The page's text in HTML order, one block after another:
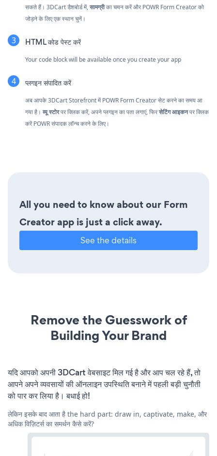
सकते हैं। 3DCart डैशबोर्ड में,सामग्रीका चयन करें और POWR Form Creator को
जोड़ने के लिए एक स्थान चुनें।
HTML कोड पेस्ट करें
Your code block will be available once you create your app
प्लगइन संपादित करें
अब आपके 3DCart Storefront में POWR Form Creator सेट करने का समय आ
गया है। व्यू स्टोरपर क्लिक करें, अपने प्लगइन का पता लगाएं, फिरसेटिंग आइकनपर क्लिक
करेंPOWR संपादक लॉन्च करने के लिए।
All you need to know about our Form
Creator app is just a click away.
See the details
Remove the Guesswork of
Building Your Brand
यदि आपको अपनी 3DCart वेबसाइट मिल गई है और आप चल रहे हैं, तो
आपने अपने व्यवसायों की ऑनलाइन उपस्थिति बनाने में पहली बड़ी चुनौती
को पार कर लिया है। बधाई हो!
लेकिन इसके बाद आता है the hard part: draw in, captivate, make, और
अधिक विज़िटर्स का समर्थन कैसे करें?